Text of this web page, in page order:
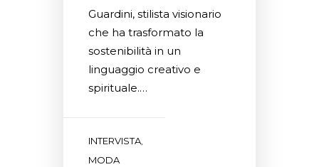
Guardini, stilista visionario
che ha trasformato la
sostenibilità in un
linguaggio creativo e
spirituale.…
INTERVISTA,
MODA